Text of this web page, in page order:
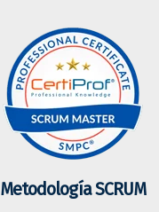
Metodología SCRUM